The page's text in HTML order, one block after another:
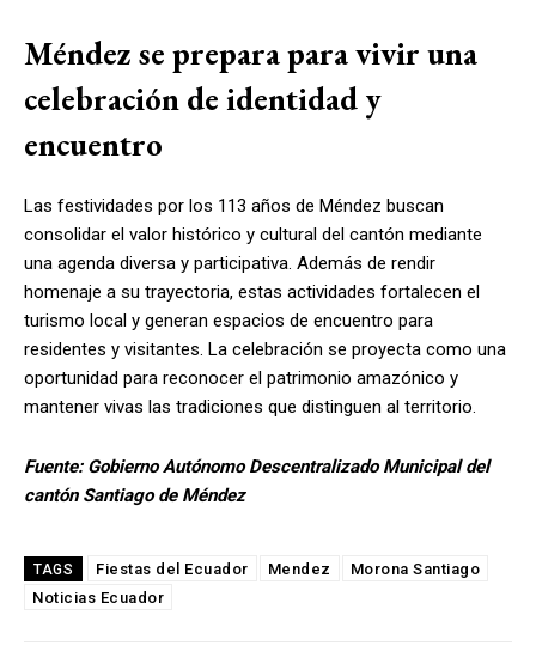
Méndez se prepara para vivir una
celebración de identidad y
encuentro
Las festividades por los 113 años de Méndez buscan
consolidar el valor histórico y cultural del cantón mediante
una agenda diversa y participativa. Además de rendir
homenaje a su trayectoria, estas actividades fortalecen el
turismo local y generan espacios de encuentro para
residentes y visitantes. La celebración se proyecta como una
oportunidad para reconocer el patrimonio amazónico y
mantener vivas las tradiciones que distinguen al territorio.
Fuente: Gobierno Autónomo Descentralizado Municipal del
cantón Santiago de Méndez
TAGS Fiestas del Ecuador Mendez
Morona Santiago
Noticias Ecuador